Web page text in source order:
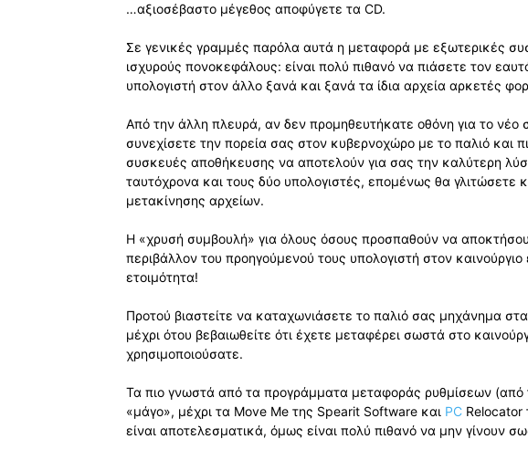
…αξιοσέβαστο μέγεθος αποφύγετε τα CD.
Σε γενικές γραμμές παρόλα αυτά η μεταφορά με εξωτερικές
ισχυρούς πονοκεφάλους: είναι πολύ πιθανό να πιάσετε τον
υπολογιστή στον άλλο ξανά και ξανά τα ίδια αρχεία αρκετές
Από την άλλη πλευρά, αν δεν προμηθευτήκατε οθόνη για το νέο
συνεχίσετε την πορεία σας στον κυβερνοχώρο με το παλιό και
συσκευές αποθήκευσης να αποτελούν για σας την καλύτερη
ταυτόχρονα και τους δύο υπολογιστές, επομένως θα γλιτώσετε
μετακίνησης αρχείων.
Η «χρυσή συμβουλή» για όλους όσους προσπαθούν να
περιβάλλον του προηγούμενού τους υπολογιστή στον καινούργιο
ετοιμότητα!
Προτού βιαστείτε να καταχωνιάσετε το παλιό σας μηχάνημα
μέχρι ότου βεβαιωθείτε ότι έχετε μεταφέρει σωστά στο
χρησιμοποιούσατε.
Τα πιο γνωστά από τα προγράμματα μεταφοράς ρυθμίσεων
«μάγο», μέχρι τα Move Me της Spearit Software και PC Relocator
είναι αποτελεσματικά, όμως είναι πολύ πιθανό να μην γίνουν